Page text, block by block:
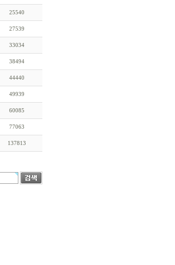
25540
27539
33034
38494
44440
49939
60085
77063
137813